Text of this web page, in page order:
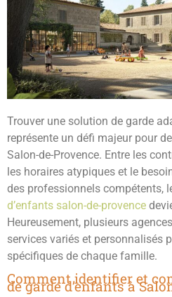
Trouver une solution de garde
représente un défi majeur pour
Salon-de-Provence. Entre les
les horaires atypiques et le
des professionnels compétents,
d’enfants salon-de-provence
Heureusement, plusieurs
services variés et personnalisés
spécifiques de chaque famille.
Comment identifier et
de garde d’enfants à